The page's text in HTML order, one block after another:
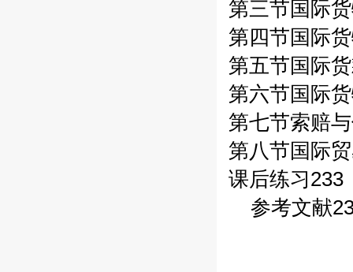
第三节国际
第四节国际
第五节国际
第六节国际
第七节索赔
第八节国际
课后练习233
参考文献